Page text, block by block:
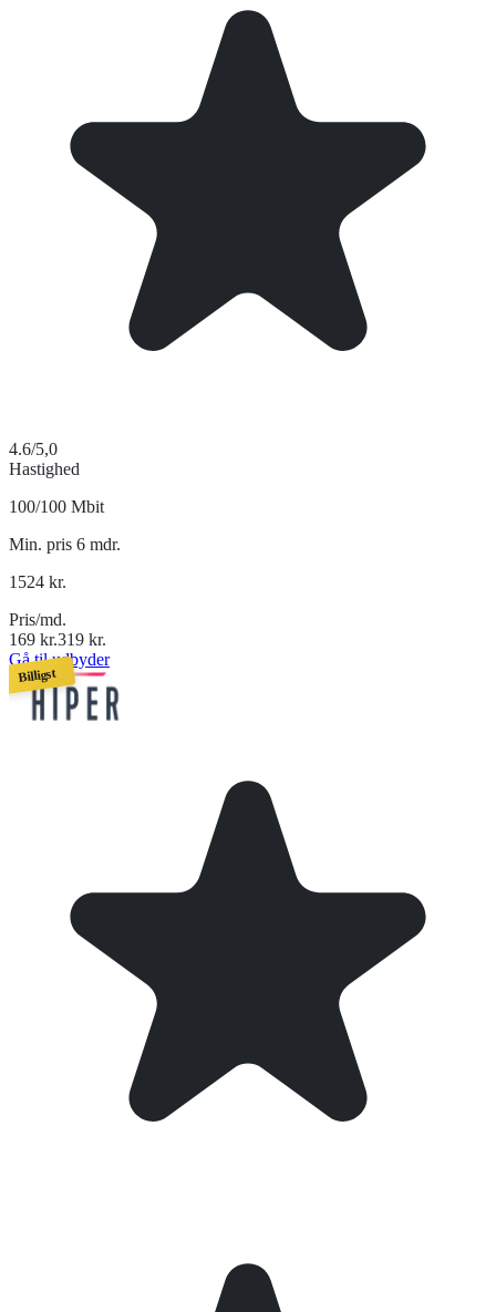
4.6/5,0
Hastighed
100/100 Mbit
Min. pris 6 mdr.
1524 kr.
Pris/md.
169 kr.319 kr.
Gå til udbyder
Billigst